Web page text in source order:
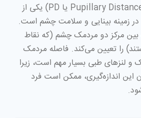
فاصله مردمک چشم (Pupillary Distance یا PD) یکی از
در زمینه بینایی و سلامت چشم است.
بین مرکز دو مردمک چشم (که نقاط
را تعیین می‌کند. فاصله مردمک
لنزهای طبی بسیار مهم است، زیرا
اندازه‌گیری، ممکن است فرد